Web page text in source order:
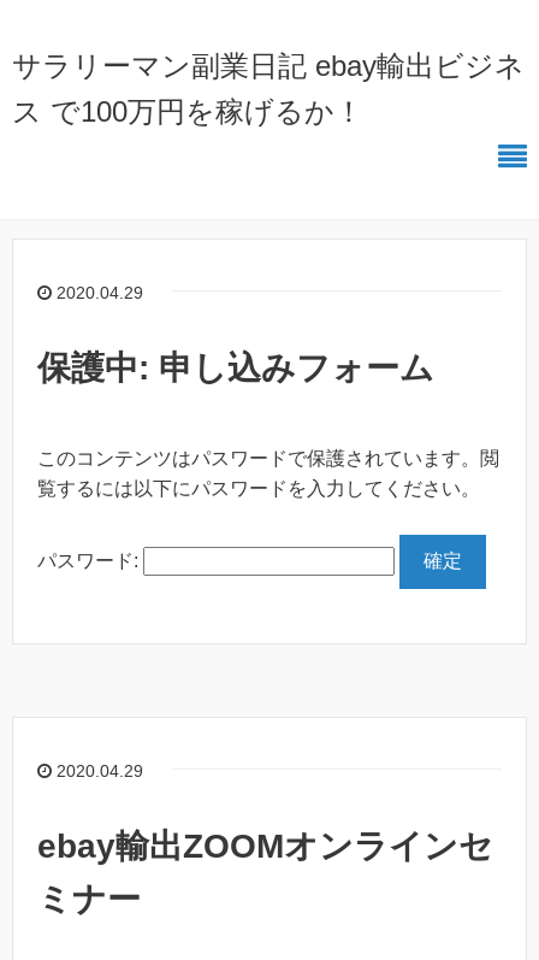
サラリーマン副業日記 ebay輸出ビジネ
ス で100万円を稼げるか！
2020.04.29
保護中: 申し込みフォーム
このコンテンツはパスワードで保護されています。閲
覧するには以下にパスワードを入力してください。
パスワード:
2020.04.29
ebay輸出ZOOMオンラインセ
ミナー